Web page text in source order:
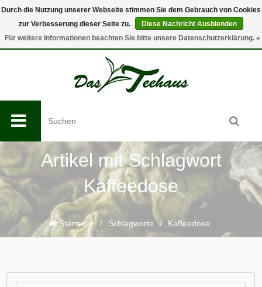
0
Artikel mit Schlagwort
Kaffeedose
Startseite / Schlagworte / Kaffeedose
Durch die Nutzung unserer Webseite stimmen Sie dem Gebrauch von Cookies
zur Verbesserung dieser Seite zu.
Diese Nachricht Ausblenden
Für weitere Informationen beachten Sie bitte unsere Datenschutzerklärung. »